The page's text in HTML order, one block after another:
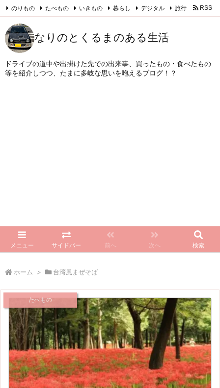
なりのとくるまのある生活
ドライブの道中や出掛けた先での出来事、買ったもの・食べたもの
等を紹介しつつ、たまに多岐な思いを咆えるブログ！？
メニュー サイドバー 前へ 次へ 検索
のりもの たべもの いきもの 暮らし デジタル 旅行 RSS
Feedly
ホーム > 台湾風まぜそば
たべもの